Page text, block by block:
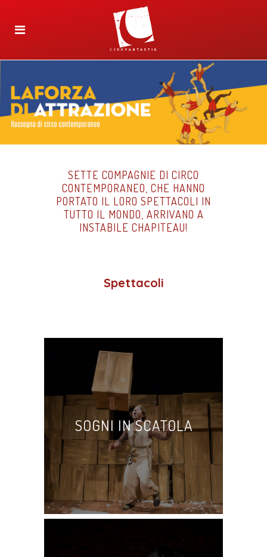
SETTE COMPAGNIE DI CIRCO
CONTEMPORANEO, CHE HANNO
PORTATO IL LORO SPETTACOLI IN
TUTTO IL MONDO, ARRIVANO A
INSTABILE CHAPITEAU!
Spettacoli
SOGNI IN SCATOLA